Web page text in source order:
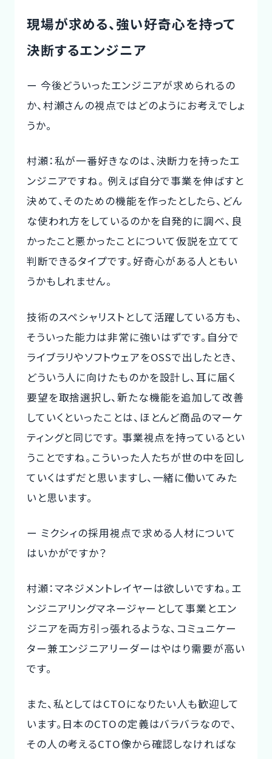
現場が求める、強い好奇心を持って
決断するエンジニア
ー 今後どういったエンジニアが求められるの
か、村瀬さんの視点ではどのようにお考えでしょ
うか。
村瀬：私が一番好きなのは、決断力を持ったエ
ンジニアですね。 例えば自分で事業を伸ばすと
決めて、そのための機能を作ったとしたら、どん
な使われ方をしているのかを自発的に調べ、良
かったこと悪かったことについて仮説を立てて
判断できるタイプです。好奇心がある人ともい
うかもしれません。
技術のスペシャリストとして活躍している方も、
そういった能力は非常に強いはずです。自分で
ライブラリやソフトウェアをOSSで出したとき、
どういう人に向けたものかを設計し、耳に届く
要望を取捨選択し、新たな機能を追加して改善
していくといったことは、ほとんど商品のマーケ
ティングと同じです。 事業視点を持っているとい
うことですね。こういった人たちが世の中を回し
ていくはずだと思いますし、一緒に働いてみた
いと思います。
ー ミクシィの採用視点で求める人材について
はいかがですか？
村瀬：マネジメントレイヤーは欲しいですね。エ
ンジニアリングマネージャーとして事業とエン
ジニアを両方引っ張れるような、コミュニケー
ター兼エンジニアリーダーはやはり需要が高い
です。
また、私としてはCTOになりたい人も歓迎して
います。日本のCTOの定義はバラバラなので、
その人の考えるCTO像から確認しなければな